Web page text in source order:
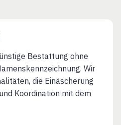
Bestattung ohne
Wir
die Einäscherung
Koordination mit dem